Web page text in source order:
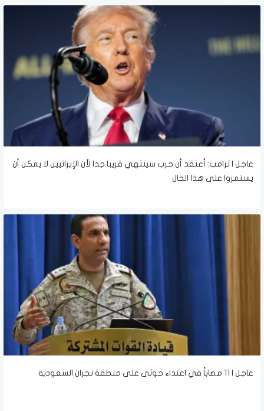
عاجل | ترامب: أعتقد أن حرب سينتهي قريبا جدا لأن الإيرانيين لا يمكن أن
يستمروا على هذا الحال
عاجل | 11 مصاباً في اعتداء حوثى على منطقة نجران السعودية